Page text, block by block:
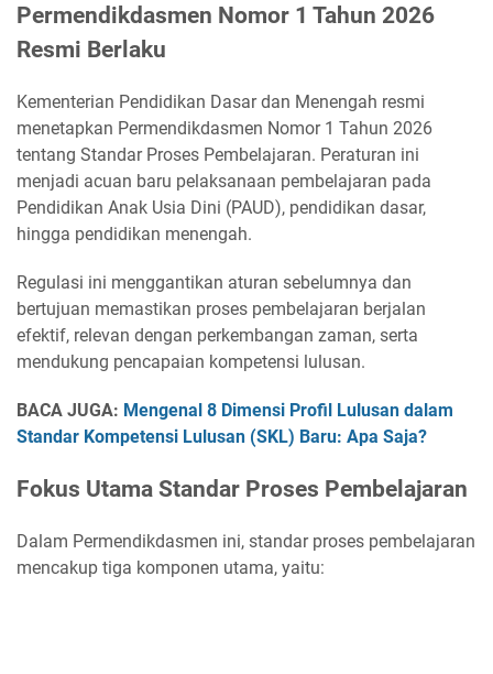
Permendikdasmen Nomor 1 Tahun 2026
Resmi Berlaku
Kementerian Pendidikan Dasar dan Menengah resmi
menetapkan Permendikdasmen Nomor 1 Tahun 2026
tentang Standar Proses Pembelajaran. Peraturan ini
menjadi acuan baru pelaksanaan pembelajaran pada
Pendidikan Anak Usia Dini (PAUD), pendidikan dasar,
hingga pendidikan menengah.
Regulasi ini menggantikan aturan sebelumnya dan
bertujuan memastikan proses pembelajaran berjalan
efektif, relevan dengan perkembangan zaman, serta
mendukung pencapaian kompetensi lulusan.
BACA JUGA: Mengenal 8 Dimensi Profil Lulusan dalam
Standar Kompetensi Lulusan (SKL) Baru: Apa Saja?
Fokus Utama Standar Proses Pembelajaran
Dalam Permendikdasmen ini, standar proses pembelajaran
mencakup tiga komponen utama, yaitu: